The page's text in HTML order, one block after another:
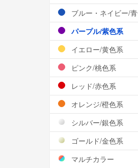
ブルー・ネイビー/
パープル/紫色系
イエロー/黄色系
ピンク/桃色系
レッド/赤色系
オレンジ/橙色系
シルバー/銀色系
ゴールド/金色系
マルチカラー